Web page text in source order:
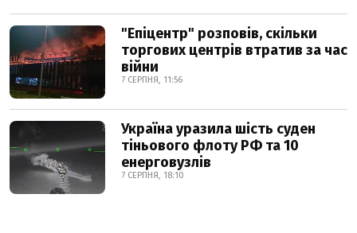
"Епіцентр" розповів, скільки
торгових центрів втратив за час
війни
7 СЕРПНЯ, 11:56
Україна уразила шість суден
тіньового флоту РФ та 10
енерговузлів
7 СЕРПНЯ, 18:10